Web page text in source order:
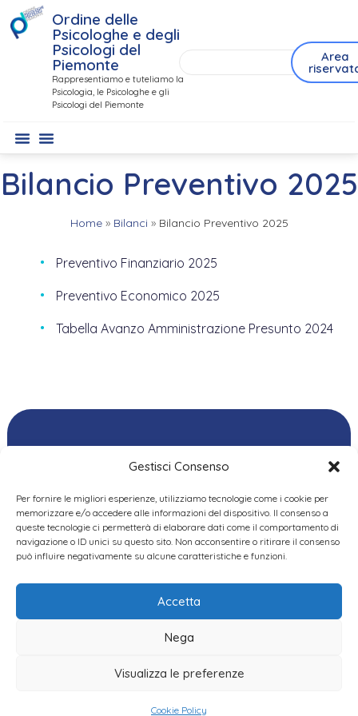
Gestisci Consenso
Per fornire le migliori esperienze, utilizziamo tecnologie come i cookie per
memorizzare e/o accedere alle informazioni del dispositivo. Il consenso a
queste tecnologie ci permetterà di elaborare dati come il comportamento di
navigazione o ID unici su questo sito. Non acconsentire o ritirare il consenso
può influire negativamente su alcune caratteristiche e funzioni.
Accetta
Nega
Visualizza le preferenze
Cookie Policy
Ordine delle
Psicologhe e degli
Psicologi del
Piemonte
Rappresentiamo e tuteliamo la
Psicologia, le Psicologhe e gli
Psicologi del Piemonte
Area
Bilancio Preventivo 2025
Home» Bilanci » Bilancio Preventivo 2025
Preventivo Finanziario 2025
Preventivo Economico 2025
Tabella Avanzo Amministrazione Presunto 2024
Privacy Policy|Cookie
Policy|Dichiarazione
Ordine delle
Psicologhe e degli
Psicologi del Piemonte
VIA GIANNONE 8A – 10121
TEL: